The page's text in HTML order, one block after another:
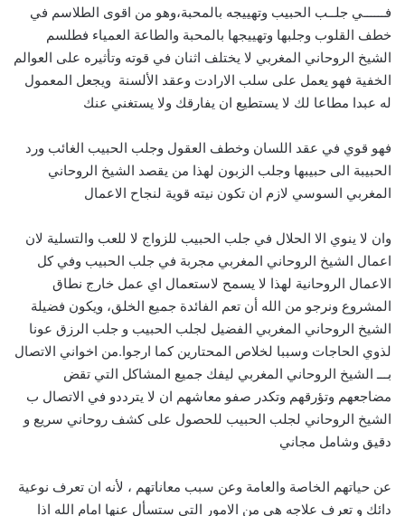
فــــــي جلــب الحبيب وتهييجه بالمحبة،وهو من اقوى الطلاسم في
خطف القلوب وجلبها وتهييجها بالمحبة والطاعة العمياء فطلسم
الشيخ الروحاني المغربي لا يختلف اثنان في قوته وتأثيره على العوالم
الخفية فهو يعمل على سلب الارادت وعقد الألسنة ويجعل المعمول
له عبدا مطاعا لك لا يستطيع ان يفارقك ولا يستغني عنك
فهو قوي في عقد اللسان وخطف العقول وجلب الحبيب الغائب ورد
الحبيبة الى حبيبها وجلب الزبون لهذا من يقصد الشيخ الروحاني
المغربي السوسي لازم ان تكون نيته قوية لنجاح الاعمال
وان لا ينوي الا الحلال في جلب الحبيب للزواج لا للعب والتسلية لان
اعمال الشيخ الروحاني المغربي مجربة في جلب الحبيب وفي كل
الاعمال الروحانية لهذا لا يسمح لاستعمال اي عمل خارج نطاق
المشروع ونرجو من الله أن تعم الفائدة جميع الخلق، ويكون فضيلة
الشيخ الروحاني المغربي الفضيل لجلب الحبيب و جلب الرزق عونا
لذوي الحاجات وسببا لخلاص المحتارين كما ارجوا.من اخواني الاتصال
بـــ الشيخ الروحاني المغربي ليفك جميع المشاكل التي تقض
مضاجعهم وتؤرقهم وتكدر صفو معاشهم ان لا يترددو في الاتصال ب
الشيخ الروحاني لجلب الحبيب للحصول على كشف روحاني سريع و
دقيق وشامل مجاني
عن حياتهم الخاصة والعامة وعن سبب معاناتهم ، لأنه ان تعرف نوعية
دائك و تعرف علاجه هي من الامور التي ستسأل عنها امام الله اذا